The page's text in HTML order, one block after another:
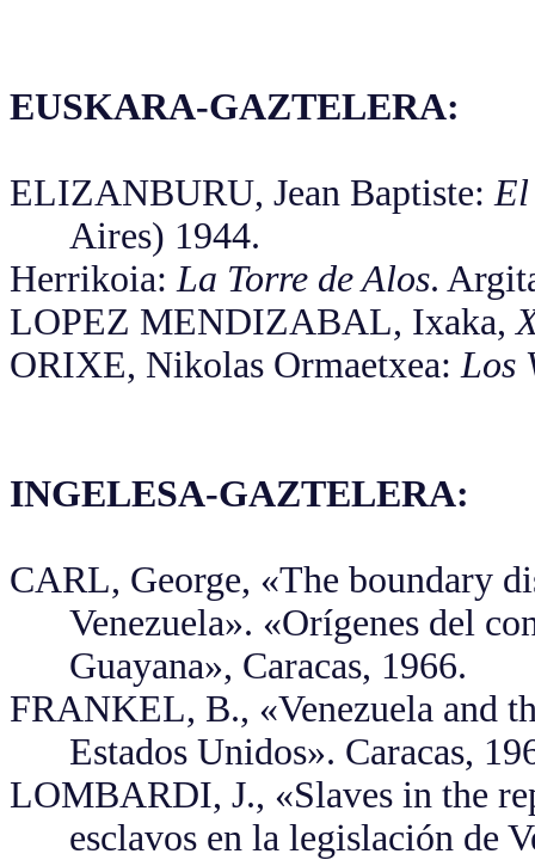
EUSKARA-GAZTELERA:
ELIZANBURU, Jean Baptiste:El
Aires) 1944.
Herrikoia:La Torre de Alos.
LOPEZ MENDIZABAL, Ixaka,
ORIXE, Nikolas Ormaetxea:Los
INGELESA-GAZTELERA:
CARL, George, «The boundary
Venezuela». «Orígenes del
Guayana», Caracas, 1966.
FRANKEL, B., «Venezuela and
Estados Unidos». Caracas,
LOMBARDI, J., «Slaves in the
esclavos en la legislación de